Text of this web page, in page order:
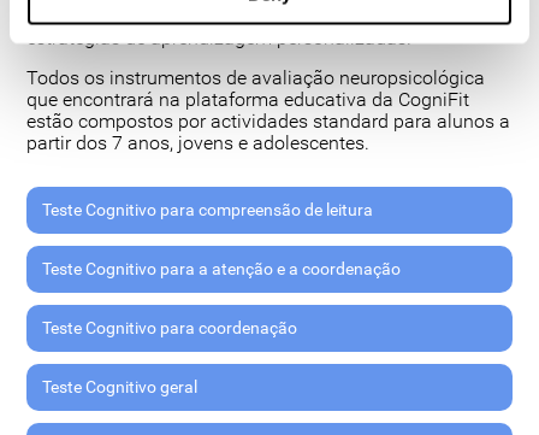
adequadamente o seu rendimento escolar e desenvolver
estratégias de aprendizagem personalizadas.
Todos os instrumentos de avaliação neuropsicológica
que encontrará na plataforma educativa da CogniFit
estão compostos por actividades standard para alunos a
partir dos 7 anos, jovens e adolescentes.
Teste Cognitivo para compreensão de leitura
Teste Cognitivo para a atenção e a coordenação
Teste Cognitivo para coordenação
Teste Cognitivo geral